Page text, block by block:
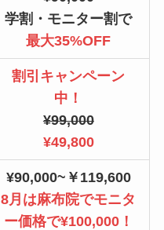
学割・モニター割で
最大35%OFF
割引キャンペーン
中！
¥99,000
¥49,800
¥90,000~￥119,600
8月は麻布院でモニタ
ー価格で¥100,000！